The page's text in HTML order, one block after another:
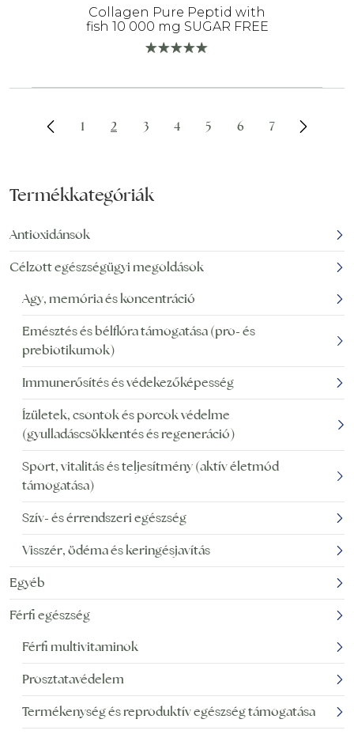
Collagen Pure Peptid with
fish 10 000 mg SUGAR FREE
1 2 3 4 5 6 7
Termékkategóriák
Antioxidánsok
Célzott egészségügyi megoldások
Agy, memória és koncentráció
Emésztés és bélflóra támogatása (pro- és
prebiotikumok)
Immunerősítés és védekezőképesség
Ízületek, csontok és porcok védelme
(gyulladáscsökkentés és regeneráció)
Sport, vitalitás és teljesítmény (aktív életmód
támogatása)
Szív- és érrendszeri egészség
Visszér, ödéma és keringésjavítás
Egyéb
Férfi egészség
Férfi multivitaminok
Prosztatavédelem
Termékenység és reproduktív egészség támogatása